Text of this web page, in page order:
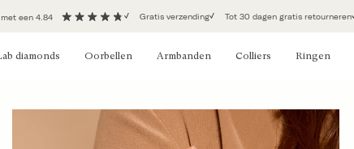
een 4.84 Gratis verzending Tot 30 dagen gratis retourneren
diamonds Oorbellen Armbanden Colliers Ringen